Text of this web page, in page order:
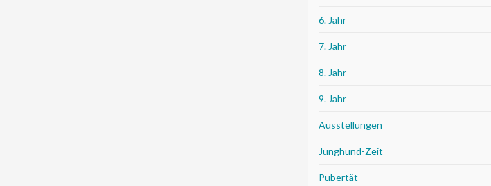
6. Jahr
7. Jahr
8. Jahr
9. Jahr
Ausstellungen
Junghund-Zeit
Pubertät